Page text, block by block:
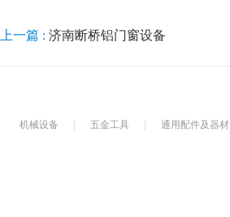
上一篇 : 济南断桥铝门窗设备
机械设备 五金工具 通用配件及器材